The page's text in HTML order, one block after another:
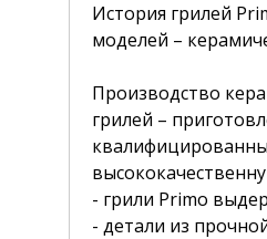
История грилей
моделей –
Производство
грилей –
- грили Primo
- детали из